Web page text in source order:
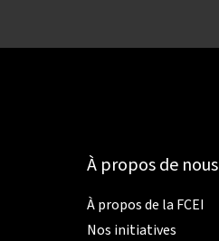
À propos de nous
À propos de la FCEI
Nos initiatives